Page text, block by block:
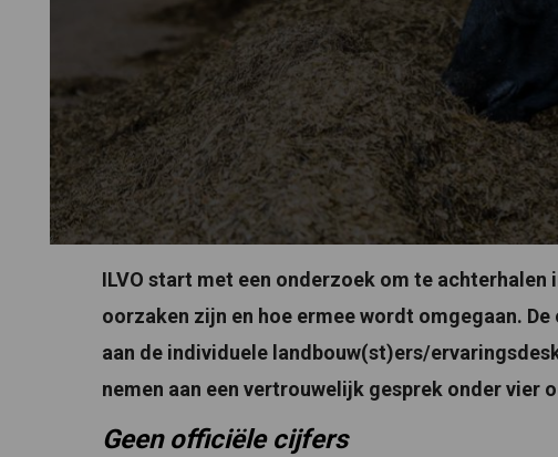
ILVO start met een onderzoek om te
oorzaken zijn en hoe ermee wordt omgegaan.
aan de individuele landbouw(st)ers/
nemen aan een vertrouwelijk gesprek onder vier
Geen officiële cijfers